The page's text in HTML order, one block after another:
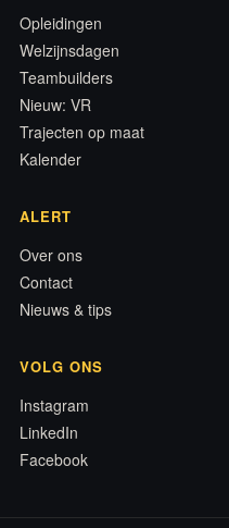
Opleidingen
Welzijnsdagen
Teambuilders
Nieuw: VR
Trajecten op maat
Kalender
ALERT
Over ons
Contact
Nieuws & tips
VOLG ONS
Instagram
LinkedIn
Facebook